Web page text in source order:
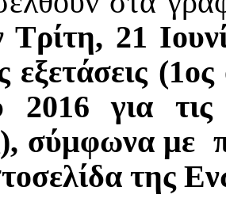
Τρίτη, 21
εξετάσεις
2016 για
σύμφωνα με
της